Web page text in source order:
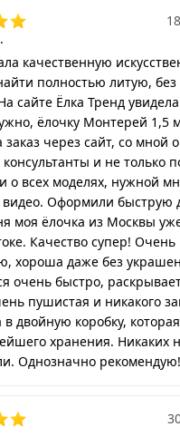
качественную
полностью литую, без
сайте Ёлка Тренд
ёлочку Монтерей 1,5
через сайт, со мной
консультанты и не только
о всех моделях, нужной
видео. Оформили быструю
моя ёлочка из Москвы
Качество супер!
хороша даже без
очень быстро,
пушистая и никакого
в двойную коробку,
хранения. Никаких
Однозначно рекомендую!